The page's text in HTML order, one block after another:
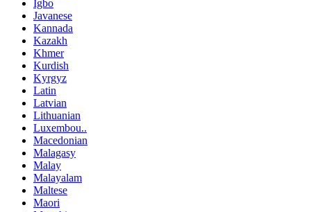
Igbo
Javanese
Kannada
Kazakh
Khmer
Kurdish
Kyrgyz
Latin
Latvian
Lithuanian
Luxembou..
Macedonian
Malagasy
Malay
Malayalam
Maltese
Maori